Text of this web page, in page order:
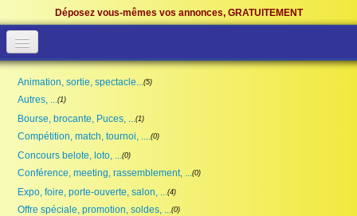
Déposez vous-mêmes vos annonces, GRATUITEMENT
Proposer une annonce
FAQ
Sites à visiter
Partenaires
Animation, sortie, spectacle...(5)
Autres, ...(1)
Bourse, brocante, Puces, ...(1)
Compétition, match, tournoi, ....(0)
Concours belote, loto, ...(0)
Conférence, meeting, rassemblement, ...(0)
Expo, foire, porte-ouverte, salon, ...(4)
Offre spéciale, promotion, soldes, ...(0)